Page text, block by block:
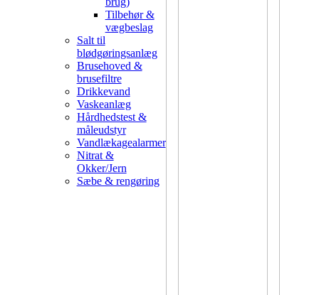
Tilbehør &
vægbeslag
Salt til
blødgøringsanlæg
Brusehoved &
brusefiltre
Drikkevand
Vaskeanlæg
Hårdhedstest &
måleudstyr
Vandlækagealarmer
Nitrat &
Okker/Jern
Sæbe & rengøring